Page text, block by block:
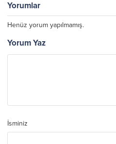
Yorumlar
Henüz yorum yapılmamış.
Yorum Yaz
İsminiz